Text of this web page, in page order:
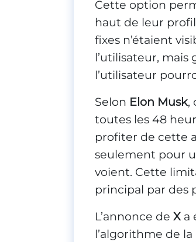
Cette option
haut de leur
fixes n’étaient
l’utilisateur, mais
l’utilisateur
Selon Elon Musk,
toutes les 48
profiter de cette
seulement pour
voient. Cette
principal par des
L’annonce de Xa
l’algorithme de